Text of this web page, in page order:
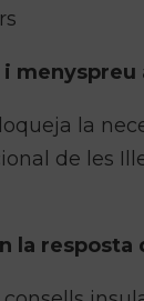
la
de les
la resposta